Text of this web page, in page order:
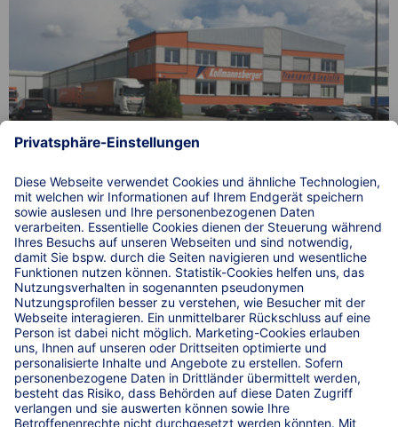
Einfach. Sicher. Parken. auf drei Lkw-Parkplätzen an der
A9 bei Kollmannsberger Transport & Logistik in
Großmehring.
© 2026 WIRKSTATT GmbH